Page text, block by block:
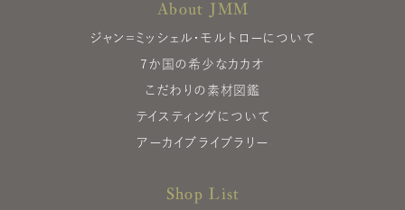
About JMM
ジャン＝ミッシェル・モルトローについて
7か国の希少なカカオ
こだわりの素材図鑑
テイスティングについて
アーカイブライブラリー
Shop List